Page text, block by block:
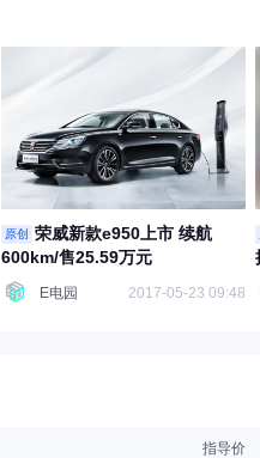
原创
荣威新款e950上市 续航
600km/售25.59万元
E电园 2017-05-23 09:48
指导价